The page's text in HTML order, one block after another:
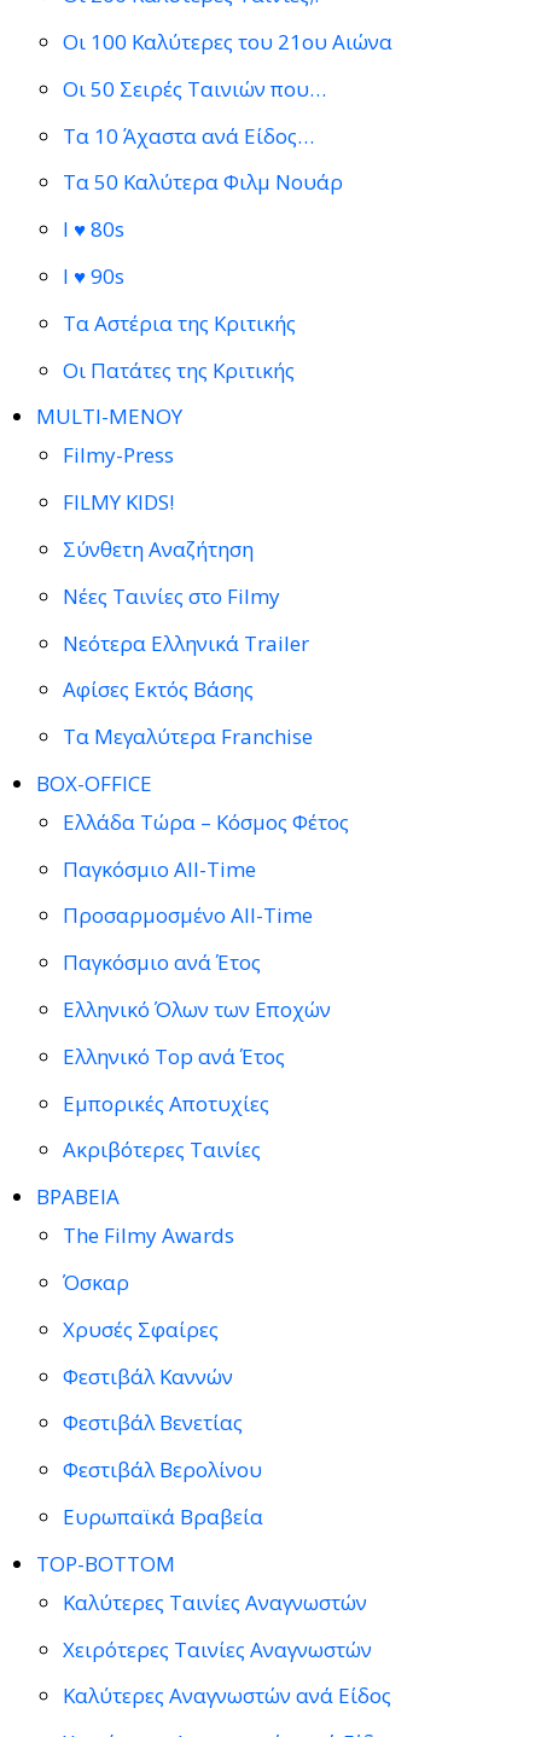
Οι 100 Καλύτερες του 21ου Αιώνα
Οι 50 Σειρές Ταινιών που…
Τα 10 Άχαστα ανά Είδος…
Τα 50 Καλύτερα Φιλμ Νουάρ
I ♥ 80s
I ♥ 90s
Τα Αστέρια της Κριτικής
Οι Πατάτες της Κριτικής
MULTI-ΜΕΝΟΥ
Filmy-Press
FILMY KIDS!
Σύνθετη Αναζήτηση
Νέες Ταινίες στο Filmy
Νεότερα Ελληνικά Trailer
Αφίσες Εκτός Βάσης
Τα Μεγαλύτερα Franchise
BOX-OFFICE
Ελλάδα Τώρα – Κόσμος Φέτος
Παγκόσμιο All-Time
Προσαρμοσμένο All-Time
Παγκόσμιο ανά Έτος
Ελληνικό Όλων των Εποχών
Ελληνικό Top ανά Έτος
Εμπορικές Αποτυχίες
Ακριβότερες Ταινίες
ΒΡΑΒΕΙΑ
The Filmy Awards
Όσκαρ
Χρυσές Σφαίρες
Φεστιβάλ Καννών
Φεστιβάλ Βενετίας
Φεστιβάλ Βερολίνου
Ευρωπαϊκά Βραβεία
TOP-BOTTOM
Καλύτερες Ταινίες Αναγνωστών
Χειρότερες Ταινίες Αναγνωστών
Καλύτερες Αναγνωστών ανά Είδος